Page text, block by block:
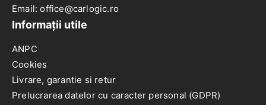
Email: office@carlogic.ro
Informații utile
ANPC
Cookies
Livrare, garantie si retur
Prelucrarea datelor cu caracter personal (GDPR)